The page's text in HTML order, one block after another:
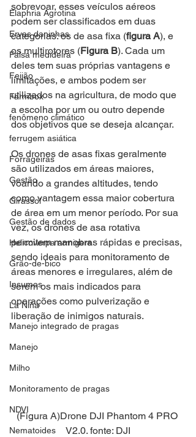
Elaphria Agrotina
Ervas daninhas
Falsa medideira
Feijão
Farmbox
fenômeno climático
ferrugem asiática
Forrageiras
Gestão
Girassol
Gestão de dados
Helicoverpa armigera
Grão-de-bico
Insumos
La Niña
Manejo integrado de pragas
Manejo
Milho
Monitoramento de pragas
NDVI
Nematoides
sobrevoar, esses veículos aéreos
podem ser classificados em duas
categorias: os de asa fixa (figura A), e
os multirotores (Figura B). Cada um
deles tem suas próprias vantagens e
limitações, e ambos podem ser
utilizados na agricultura, de modo que
a escolha por um ou outro depende
dos objetivos que se deseja alcançar.
Os drones de asas fixas geralmente
são utilizados em áreas maiores,
voando a grandes altitudes, tendo
como vantagem essa maior cobertura
de área em um menor período. Por sua
vez, os drones de asa rotativa
permitem manobras rápidas e precisas,
sendo ideais para monitoramento de
áreas menores e irregulares, além de
serem os mais indicados para
operações como pulverização e
liberação de inimigos naturais.
(Figura A)Drone DJI Phantom 4 PRO
V2.0. fonte: DJI